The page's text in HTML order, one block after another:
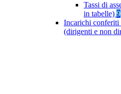
Tassi di
in tabelle) 9
Incarichi conferiti
(dirigenti e non